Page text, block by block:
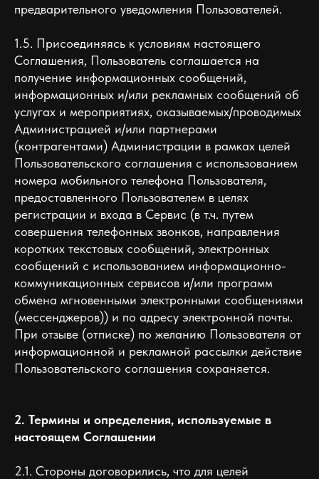
предварительного уведомления Пользователей.
1.5. Присоединяясь к условиям настоящего
Соглашения, Пользователь соглашается на
получение информационных сообщений,
информационных и/или рекламных сообщений об
услугах и мероприятиях, оказываемых/проводимых
Администрацией и/или партнерами
(контрагентами) Администрации в рамках целей
Пользовательского соглашения c использованием
номера мобильного телефона Пользователя,
предоставленного Пользователем в целях
регистрации и входа в Сервис (в т.ч. путем
совершения телефонных звонков, направления
коротких текстовых сообщений, электронных
сообщений с использованием информационно-
коммуникационных сервисов и/или программ
обмена мгновенными электронными сообщениями
(мессенджеров)) и по адресу электронной почты.
При отзыве (отписке) по желанию Пользователя от
информационной и рекламной рассылки действие
Пользовательского соглашения сохраняется.
2. Термины и определения, используемые в
настоящем Соглашении
2.1. Стороны договорились, что для целей